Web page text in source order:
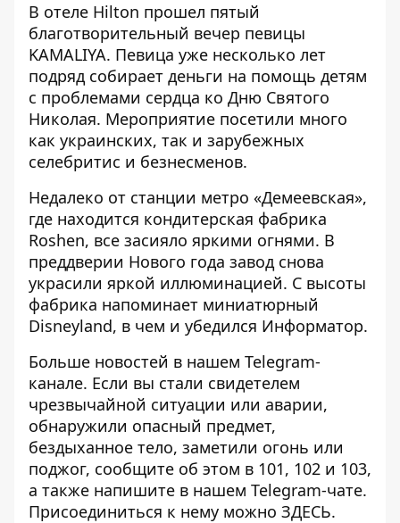
В отеле Hilton прошел пятый
благотворительный вечер певицы
KAMALIYA. Певица уже несколько лет
подряд собирает деньги на помощь детям
с проблемами сердца ко Дню Святого
Николая. Мероприятие посетили много
как украинских, так и зарубежных
селебритис и безнесменов.
Недалеко от станции метро «Демеевская»,
где находится кондитерская фабрика
Roshen, все засияло яркими огнями. В
преддверии Нового года завод снова
украсили яркой иллюминацией. С высоты
фабрика напоминает миниатюрный
Disneyland, в чем и убедился Информатор.
Больше новостей в нашем Telegram-
канале. Если вы стали свидетелем
чрезвычайной ситуации или аварии,
обнаружили опасный предмет,
бездыханное тело, заметили огонь или
поджог, сообщите об этом в 101, 102 и 103,
а также напишите в нашем Telegram-чате.
Присоединиться к нему можно ЗДЕСЬ.